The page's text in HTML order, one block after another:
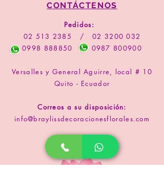
CONTÁCTENOS
Pedidos:
02 513 2385
/02 3200 032
0998 888850
0987 800900
Versalles y General Aguirre, local # 10
Quito - Ecuador
Correos a su disposición:
info@braylissdecoracionesflorales.com